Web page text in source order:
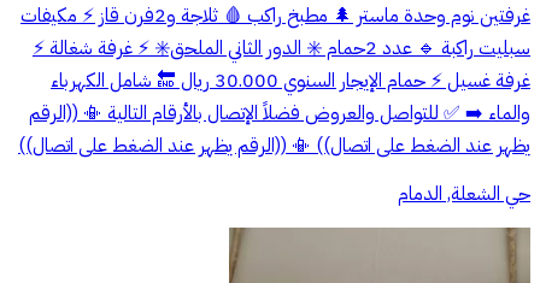
غرفتين نوم وحدة ماستر 🌲 مطبخ راكب 🩸 ثلاجة و2فرن قاز ⚡ مكيفات
سبليت راكبة 🔹 عدد 2حمام ✳️ الدور الثاني الملحق✳️ ⚡ غرفة شغالة ⚡
غرفة غسيل ⚡ حمام الإيجار السنوي 30.000 ريال 🔚 شامل الكهرباء
والماء ➡️ ✅ للتواصل والعروض فضلاً الإتصال بالأرقام التالية 📳 ((الرقم
يظهر عند الضغط على اتصال)) 📳 ((الرقم يظهر عند الضغط على اتصال))
حي الشعلة, الدمام